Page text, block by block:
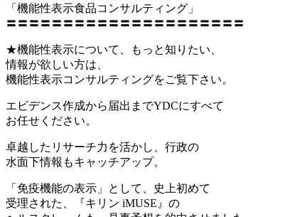
「機能性表示食品コンサルティング」
〓〓〓〓〓〓〓〓〓〓〓〓〓〓〓〓〓〓〓〓〓
★機能性表示について、もっと知りたい、
情報が欲しい方は、
機能性表示コンサルティングをご覧下さい。
エビデンス作成から届出までYDCにすべて
お任せください。
卓越したリサーチ力を活かし、行政の
水面下情報もキャッチアップ。
「免疫機能の表示」として、史上初めて
受理された、『キリン iMUSE』の